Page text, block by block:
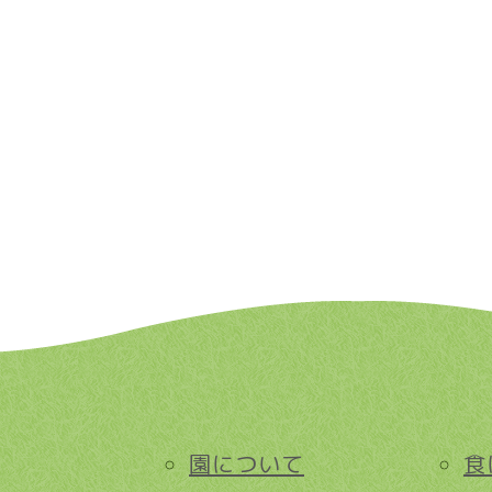
園について 食